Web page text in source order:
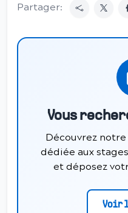
Partager:
Vous
Découvrez
dédiée aux
et déposez
Voir